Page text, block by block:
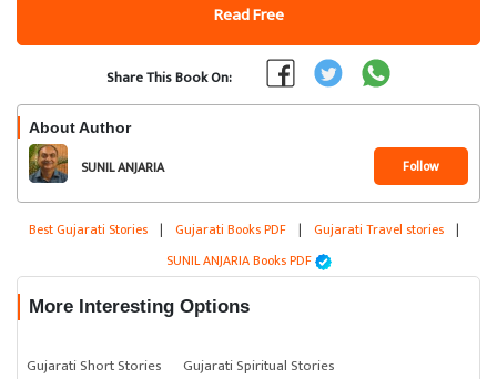
Read Free
Share This Book On:
About Author
SUNIL ANJARIA Follow
Best Gujarati Stories | Gujarati Books PDF | Gujarati Travel stories |
SUNIL ANJARIA Books PDF
More Interesting Options
Gujarati Short Stories
Gujarati Spiritual Stories